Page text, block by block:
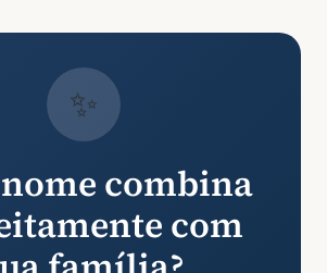
✨
combina
com